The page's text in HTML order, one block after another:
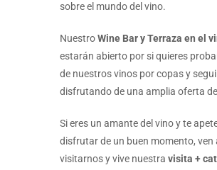
sobre el mundo del vino.
NuestroWine Bar y Terraza en el
estarán abierto por si quieres
de nuestros vinos por copas y
disfrutando de una amplia oferta
Si eres un amante del vino y te
disfrutar de un buen momento, ven
visitarnos y vive nuestra visita +